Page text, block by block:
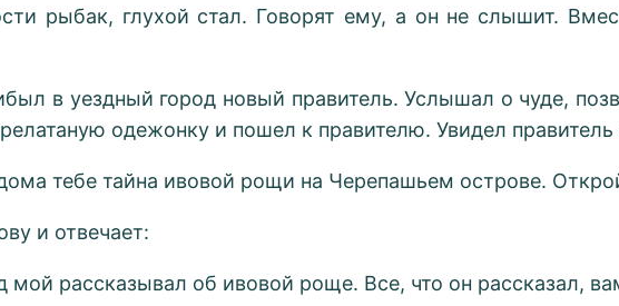
рыбак, глухой стал. Говорят ему, а он не слышит.
в уездный город новый правитель. Услышал о чуде,
одежонку и пошел к правителю. Увидел
тебе тайна ивовой рощи на Черепашьем острове.
и отвечает:
рассказывал об ивовой роще. Все, что он рассказал,